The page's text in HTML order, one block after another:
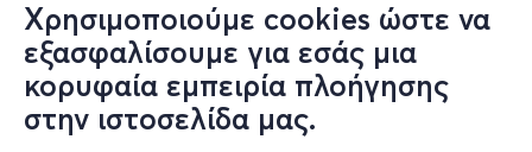
Χρησιμοποιούμε cookies ώστε να
εξασφαλίσουμε για εσάς μια
κορυφαία εμπειρία πλοήγησης
στην ιστοσελίδα μας.